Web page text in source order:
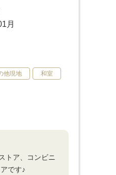
月
他現地 和室
トア、コンビニ
です♪